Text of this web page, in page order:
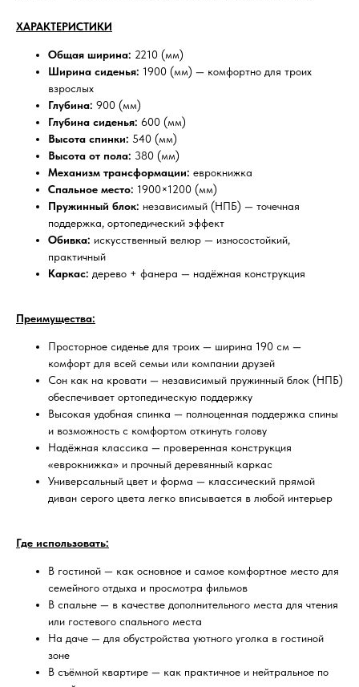
ХАРАКТЕРИСТИКИ
Общая ширина: 2210 (мм)
Ширина сиденья: 1900 (мм) — комфортно для троих
взрослых
Глубина: 900 (мм)
Глубина сиденья: 600 (мм)
Высота спинки: 540 (мм)
Высота от пола: 380 (мм)
Механизм трансформации: еврокнижка
Спальное место: 1900×1200 (мм)
Пружинный блок: независимый (НПБ) — точечная
поддержка, ортопедический эффект
Обивка: искусственный велюр — износостойкий,
практичный
Каркас: дерево + фанера — надёжная конструкция
Преимущества:
Просторное сиденье для троих — ширина 190 см —
комфорт для всей семьи или компании друзей
Сон как на кровати — независимый пружинный блок (НПБ)
обеспечивает ортопедическую поддержку
Высокая удобная спинка — полноценная поддержка спины
и возможность с комфортом откинуть голову
Надёжная классика — проверенная конструкция
«еврокнижка» и прочный деревянный каркас
Универсальный цвет и форма — классический прямой
диван серого цвета легко вписывается в любой интерьер
Где использовать:
В гостиной — как основное и самое комфортное место для
семейного отдыха и просмотра фильмов
В спальне — в качестве дополнительного места для чтения
или гостевого спального места
На даче — для обустройства уютного уголка в гостиной
зоне
В съёмной квартире — как практичное и нейтральное по